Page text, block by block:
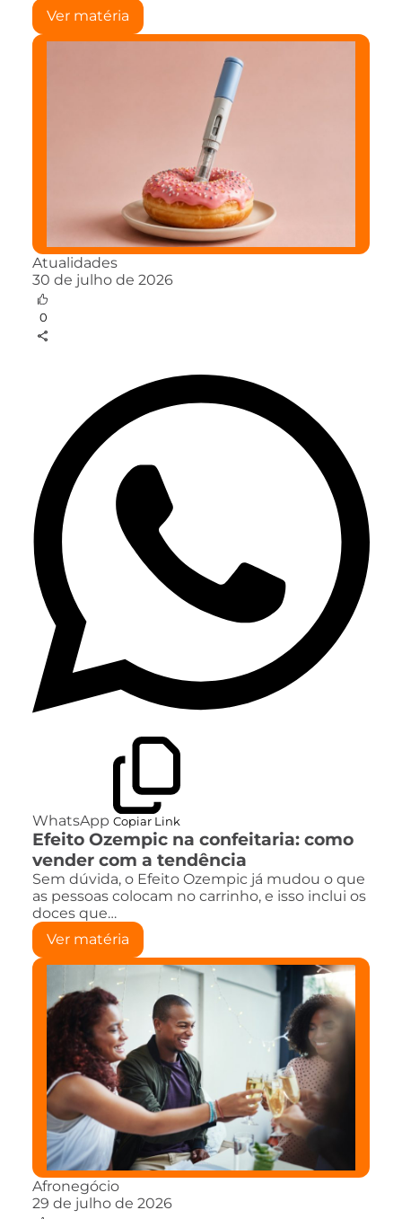
Ver matéria
Atualidades
30 de julho de 2026
0
WhatsApp Copiar Link
Efeito Ozempic na confeitaria: como
vender com a tendência
Sem dúvida, o Efeito Ozempic já mudou o que
as pessoas colocam no carrinho, e isso inclui os
doces que…
Ver matéria
Afronegócio
29 de julho de 2026